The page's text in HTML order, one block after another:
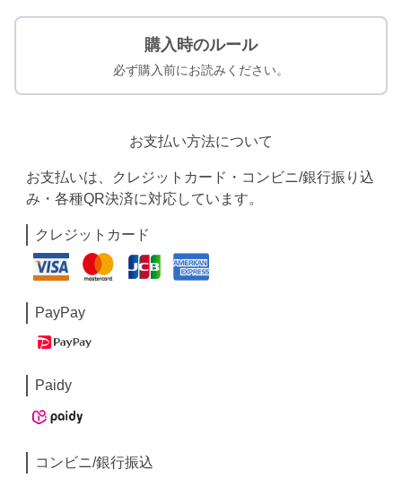
購入時のルール
必ず購入前にお読みください。
お支払い方法について
お支払いは、クレジットカード・コンビニ/銀行振り込
み・各種QR決済に対応しています。
クレジットカード
PayPay
Paidy
コンビニ/銀行振込